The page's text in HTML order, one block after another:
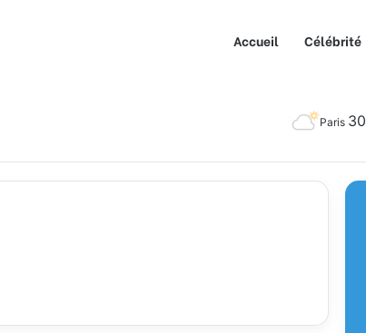
Accueil Célébrité
Paris 30